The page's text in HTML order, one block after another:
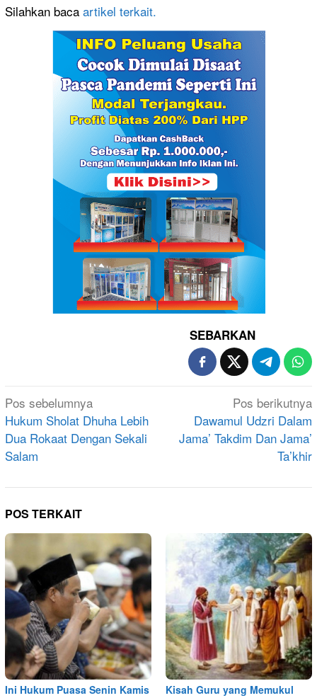
Silahkan baca artikel terkait.
SEBARKAN
Navigasi
pos
Pos sebelumnya
Hukum Sholat Dhuha Lebih
Dua Rokaat Dengan Sekali
Salam
Pos berikutnya
Dawamul Udzri Dalam
Jama’ Takdim Dan Jama’
Ta’khir
POS TERKAIT
Ini Hukum Puasa Senin Kamis
Kisah Guru yang Memukul